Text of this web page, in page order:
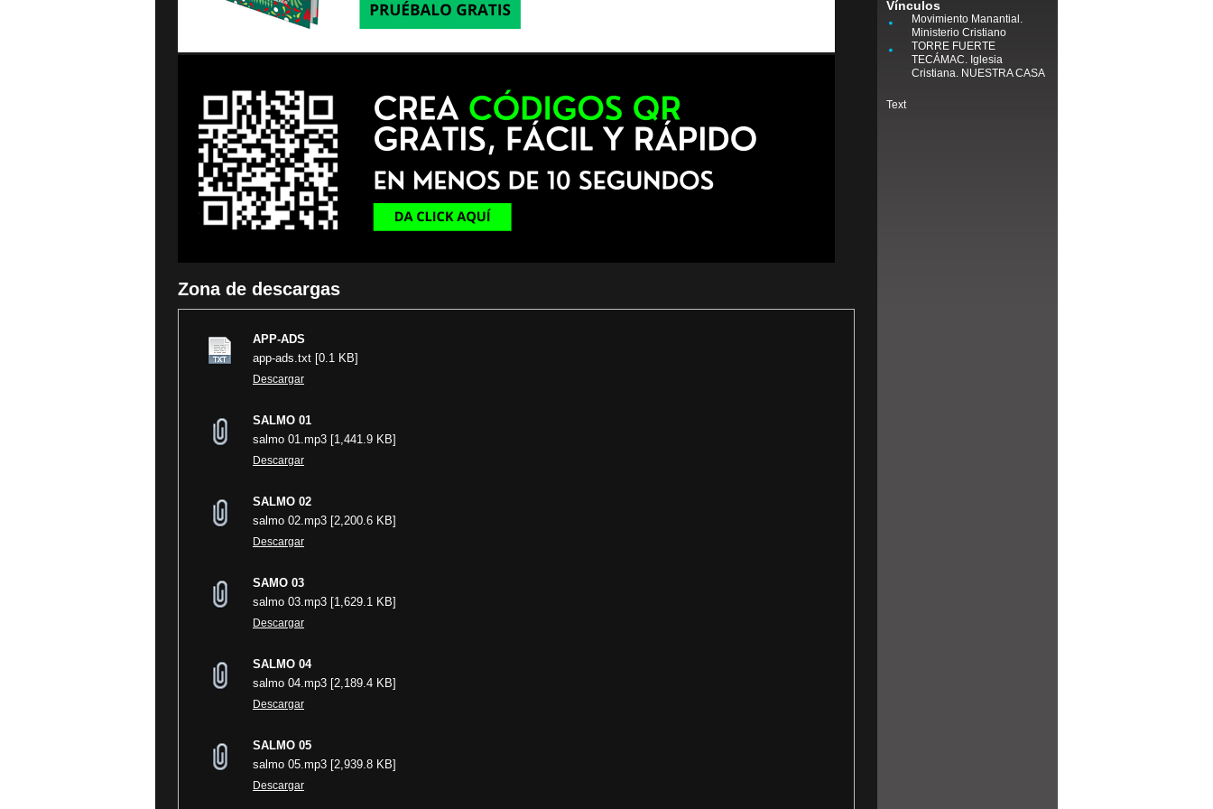
Zona de descargas
APP-ADS
app-ads.txt [0.1 KB]
Descargar
SALMO 01
salmo 01.mp3 [1,441.9 KB]
Descargar
SALMO 02
salmo 02.mp3 [2,200.6 KB]
Descargar
SAMO 03
salmo 03.mp3 [1,629.1 KB]
Descargar
SALMO 04
salmo 04.mp3 [2,189.4 KB]
Descargar
SALMO 05
salmo 05.mp3 [2,939.8 KB]
Descargar
Vínculos
Movimiento Manantial.
Ministerio Cristiano
TORRE FUERTE
TECÁMAC. Iglesia
Cristiana. NUESTRA CASA
Text